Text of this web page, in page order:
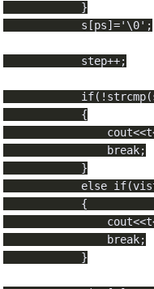
}
            s
[ps]='\0' ;
            step
++;
if( ! strcmp(
{
                cout
<<t
break;
}
else if(
{
                cout
<<t
break;
}